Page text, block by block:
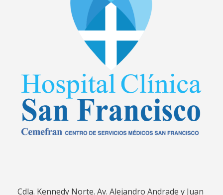
Cdla. Kennedy Norte. Av. Alejandro Andrade y Juan